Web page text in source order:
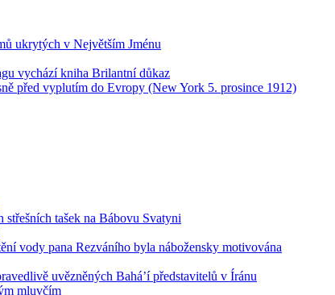
ukrytých v Největším Jménu
vychází kniha Brilantní důkaz
před vyplutím do Evropy (New York 5. prosince 1912)
tašek na Bábovu Svatyni
vody pana Rezváního byla nábožensky motivována
uvězněných Bahá’í představitelů v Íránu
mluvčím